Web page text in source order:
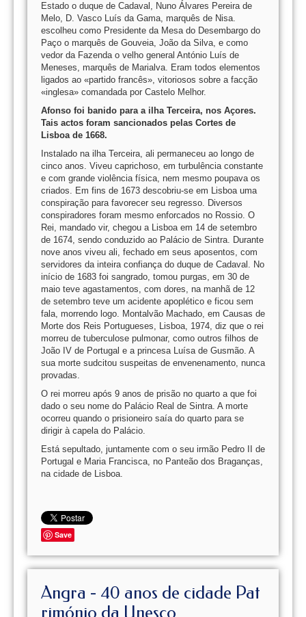
Estado o duque de Cadaval, Nuno Álvares Pereira de
Melo, D. Vasco Luís da Gama, marquês de Nisa.
escolheu como Presidente da Mesa do Desembargo do
Paço o marquês de Gouveia, João da Silva, e como
vedor da Fazenda o velho general António Luís de
Meneses, marquês de Marialva. Eram todos elementos
ligados ao «partido francês», vitoriosos sobre a facção
«inglesa» comandada por Castelo Melhor.
Afonso foi banido para a ilha Terceira, nos Açores.
Tais actos foram sancionados pelas Cortes de
Lisboa de 1668.
Instalado na ilha Terceira, ali permaneceu ao longo de
cinco anos. Viveu caprichoso, em turbulência constante
e com grande violência física, nem mesmo poupava os
criados. Em fins de 1673 descobriu-se em Lisboa uma
conspiração para favorecer seu regresso. Diversos
conspiradores foram mesmo enforcados no Rossio. O
Rei, mandado vir, chegou a Lisboa em 14 de setembro
de 1674, sendo conduzido ao Palácio de Sintra. Durante
nove anos viveu ali, fechado em seus aposentos, com
servidores da inteira confiança do duque de Cadaval. No
início de 1683 foi sangrado, tomou purgas, em 30 de
maio teve agastamentos, com dores, na manhã de 12
de setembro teve um acidente apoplético e ficou sem
fala, morrendo logo. Montalvão Machado, em Causas de
Morte dos Reis Portugueses, Lisboa, 1974, diz que o rei
morreu de tuberculose pulmonar, como outros filhos de
João IV de Portugal e a princesa Luísa de Gusmão. A
sua morte sudcitou suspeitas de envenenamento, nunca
provadas.
O rei morreu após 9 anos de prisão no quarto a que foi
dado o seu nome do Palácio Real de Sintra. A morte
ocorreu quando o prisioneiro saía do quarto para se
dirigir à capela do Palácio.
Está sepultado, juntamente com o seu irmão Pedro II de
Portugal e Maria Francisca, no Panteão dos Braganças,
na cidade de Lisboa.
Save
Angra - 40 anos de cidade Pat
rimónio da Unesco